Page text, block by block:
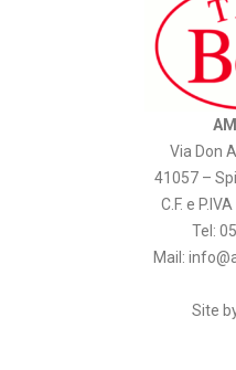
Via Don
41057 –
C.F. e
Tel:
Mail:
Site